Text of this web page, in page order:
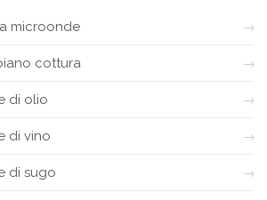
microonde
cottura
di olio
di vino
di sugo